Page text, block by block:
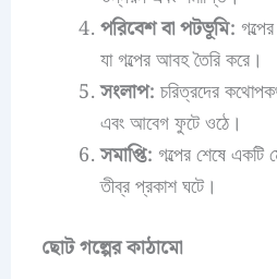
পরিবেশ বা পটভূমি:
যা গল্পের আবহ তৈরি করে।
সংলাপ: চরিত্রদের
এবং আবেগ ফুটে ওঠে।
সমাপ্তি: গল্পের শেষে একটি
তীব্র প্রকাশ ঘটে।
ছোট গল্পের কাঠামো